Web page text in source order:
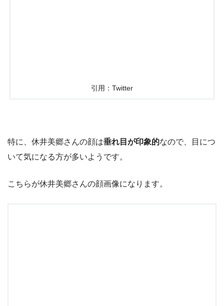
引用：Twitter
特に、休井美郷さんの顔は垂れ目が印象的なので、目につ
いて気になる方が多いようです。
こちらが休井美郷さんの顔画像になります。